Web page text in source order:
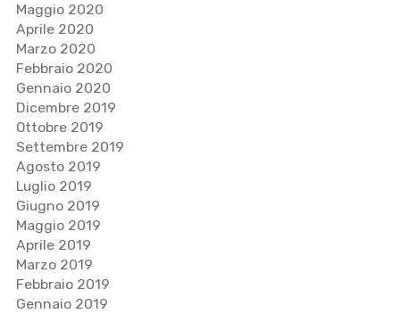
Maggio 2020
Aprile 2020
Marzo 2020
Febbraio 2020
Gennaio 2020
Dicembre 2019
Ottobre 2019
Settembre 2019
Agosto 2019
Luglio 2019
Giugno 2019
Maggio 2019
Aprile 2019
Marzo 2019
Febbraio 2019
Gennaio 2019